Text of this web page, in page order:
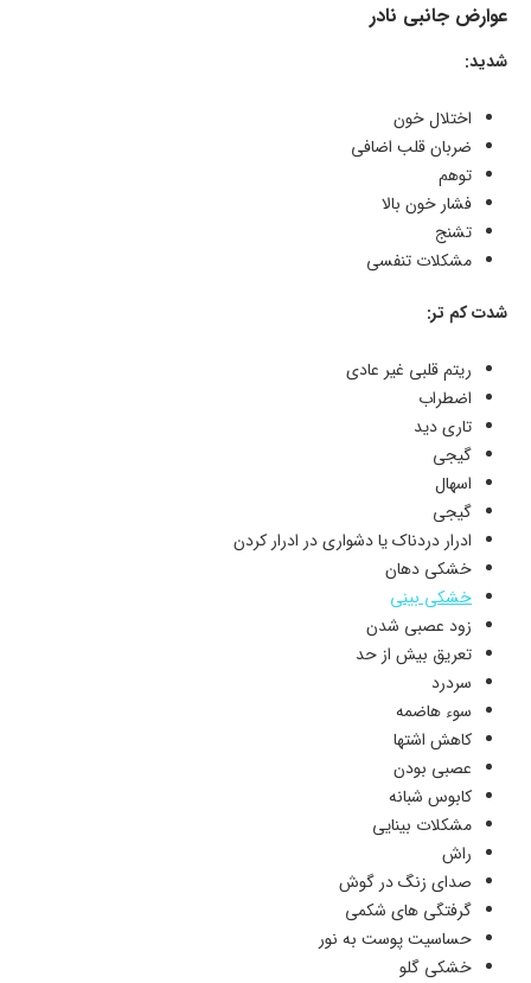
عوارض جانبی نادر
شدید:
اختلال خون
ضربان قلب اضافی
توهم
فشار خون بالا
تشنج
مشکلات تنفسی
شدت کم تر:
ریتم قلبی غیر عادی
اضطراب
تاری دید
گیجی
اسهال
گیجی
ادرار دردناک یا دشواری در ادرار کردن
خشکی دهان
خشکی بینی
زود عصبی شدن
تعریق بیش از حد
سردرد
سوء هاضمه
کاهش اشتها
عصبی بودن
کابوس شبانه
مشکلات بینایی
راش
صدای زنگ در گوش
گرفتگی های شکمی
حساسیت پوست به نور
خشکی گلو